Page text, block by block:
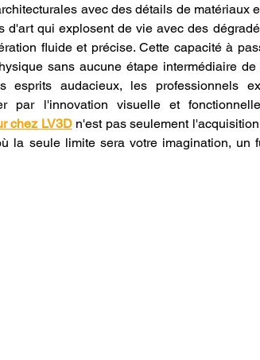
avec des détails de matériaux
qui explosent de vie avec des
fluide et précise. Cette capacité à
sans aucune étape intermédiaire
esprits audacieux, les professionnels
par l'innovation visuelle et
chez LV3D n'est pas seulement
la seule limite sera votre imagination, un